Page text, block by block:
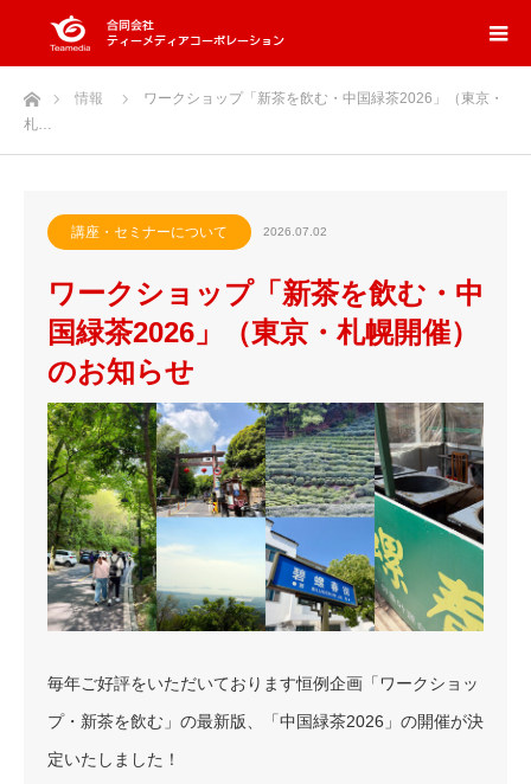
ホーム情報
ワークショップ「新茶を飲む・中国緑茶2026」（東京・
札…
講座・セミナーについて 2026.07.02
ワークショップ「新茶を飲む・中
国緑茶2026」（東京・札幌開催）
のお知らせ
毎年ご好評をいただいております恒例企画「ワークショッ
プ・新茶を飲む」の最新版、「中国緑茶2026」の開催が決
定いたしました！